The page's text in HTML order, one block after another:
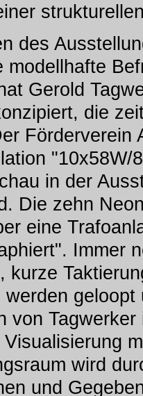
des
modellhafte
Gerold
die
Förderverein
"10x58W/
in der
Die zehn
eine
Immer
kurze
werden
von
Visualisierung
wird
und